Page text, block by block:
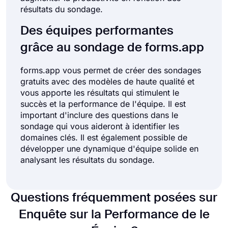
résultats du sondage.
Des équipes performantes
grâce au sondage de forms.app
forms.app vous permet de créer des sondages
gratuits avec des modèles de haute qualité et
vous apporte les résultats qui stimulent le
succès et la performance de l'équipe. Il est
important d'inclure des questions dans le
sondage qui vous aideront à identifier les
domaines clés. Il est également possible de
développer une dynamique d'équipe solide en
analysant les résultats du sondage.
Questions fréquemment posées sur
Enquête sur la Performance de le